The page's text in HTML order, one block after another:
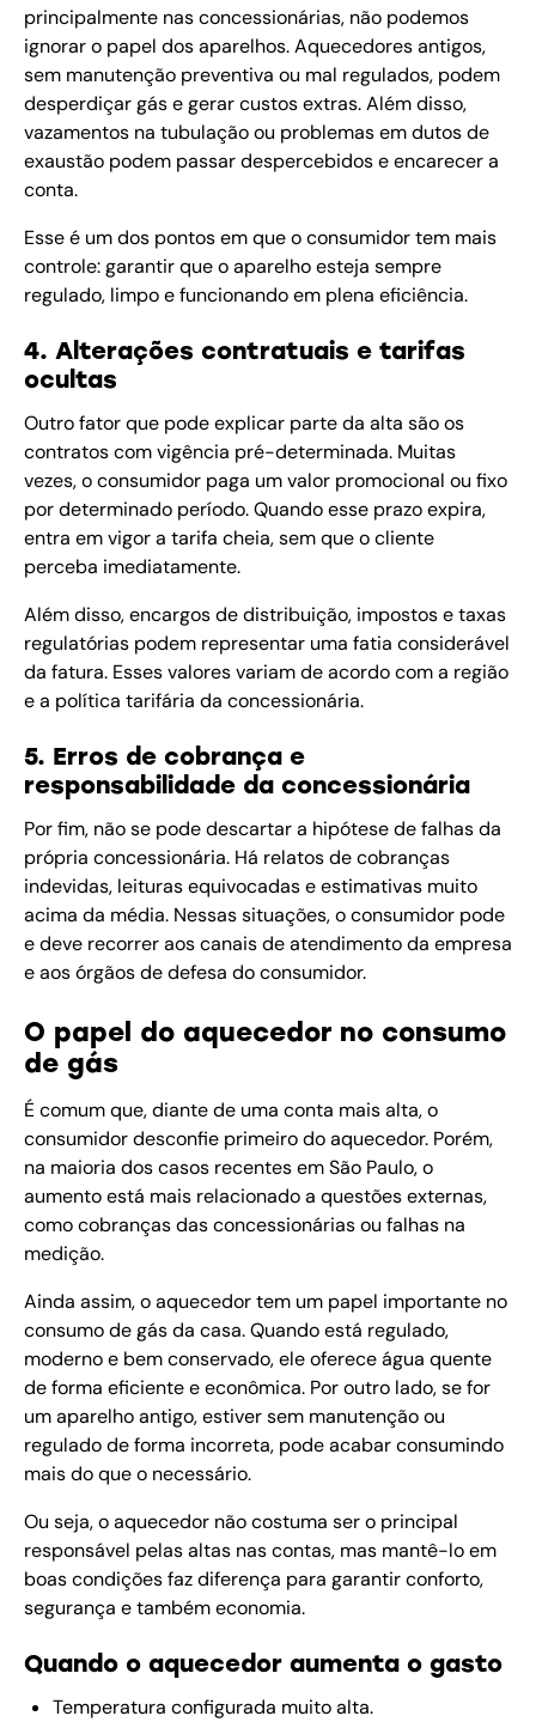
principalmente nas concessionárias, não podemos
ignorar o papel dos aparelhos. Aquecedores antigos,
sem manutenção preventiva ou mal regulados, podem
desperdiçar gás e gerar custos extras. Além disso,
vazamentos na tubulação ou problemas em dutos de
exaustão podem passar despercebidos e encarecer a
conta.
Esse é um dos pontos em que o consumidor tem mais
controle: garantir que o aparelho esteja sempre
regulado, limpo e funcionando em plena eficiência.
4. Alterações contratuais e tarifas
ocultas
Outro fator que pode explicar parte da alta são os
contratos com vigência pré-determinada. Muitas
vezes, o consumidor paga um valor promocional ou fixo
por determinado período. Quando esse prazo expira,
entra em vigor a tarifa cheia, sem que o cliente
perceba imediatamente.
Além disso, encargos de distribuição, impostos e taxas
regulatórias podem representar uma fatia considerável
da fatura. Esses valores variam de acordo com a região
e a política tarifária da concessionária.
5. Erros de cobrança e
responsabilidade da concessionária
Por fim, não se pode descartar a hipótese de falhas da
própria concessionária. Há relatos de cobranças
indevidas, leituras equivocadas e estimativas muito
acima da média. Nessas situações, o consumidor pode
e deve recorrer aos canais de atendimento da empresa
e aos órgãos de defesa do consumidor.
O papel do aquecedor no consumo
de gás
É comum que, diante de uma conta mais alta, o
consumidor desconfie primeiro do aquecedor. Porém,
na maioria dos casos recentes em São Paulo, o
aumento está mais relacionado a questões externas,
como cobranças das concessionárias ou falhas na
medição.
Ainda assim, o aquecedor tem um papel importante no
consumo de gás da casa. Quando está regulado,
moderno e bem conservado, ele oferece água quente
de forma eficiente e econômica. Por outro lado, se for
um aparelho antigo, estiver sem manutenção ou
regulado de forma incorreta, pode acabar consumindo
mais do que o necessário.
Ou seja, o aquecedor não costuma ser o principal
responsável pelas altas nas contas, mas mantê-lo em
boas condições faz diferença para garantir conforto,
segurança e também economia.
Quando o aquecedor aumenta o gasto
Temperatura configurada muito alta.